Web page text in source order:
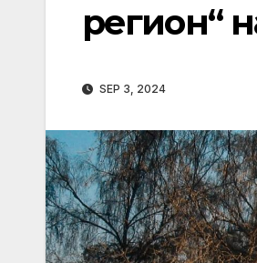
регион“
SEP 3, 2024